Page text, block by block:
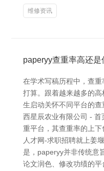
维修资讯
paperyy查重率高还是
在学术写稿历程中，查
打算。跟着越来越多的
生启动关怀不同平台的
西星辰农业有限公司 - 首
重平台，其查重率的上
人才网-求职招聘就上姜
是，paperyy并非传统意
论文润色、修改功绩的平